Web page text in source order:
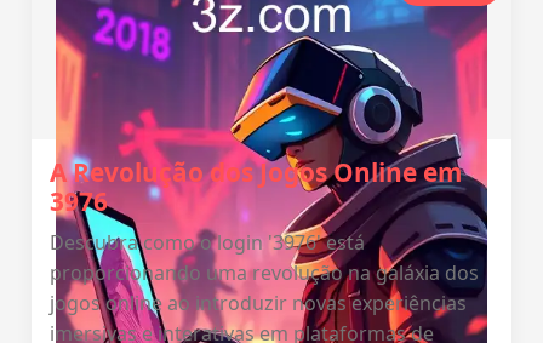
A Revolução dos Jogos Online em
3976
Descubra como o login '3976' está
proporcionando uma revolução na galáxia dos
jogos online ao introduzir novas experiências
imersivas e interativas em plataformas de